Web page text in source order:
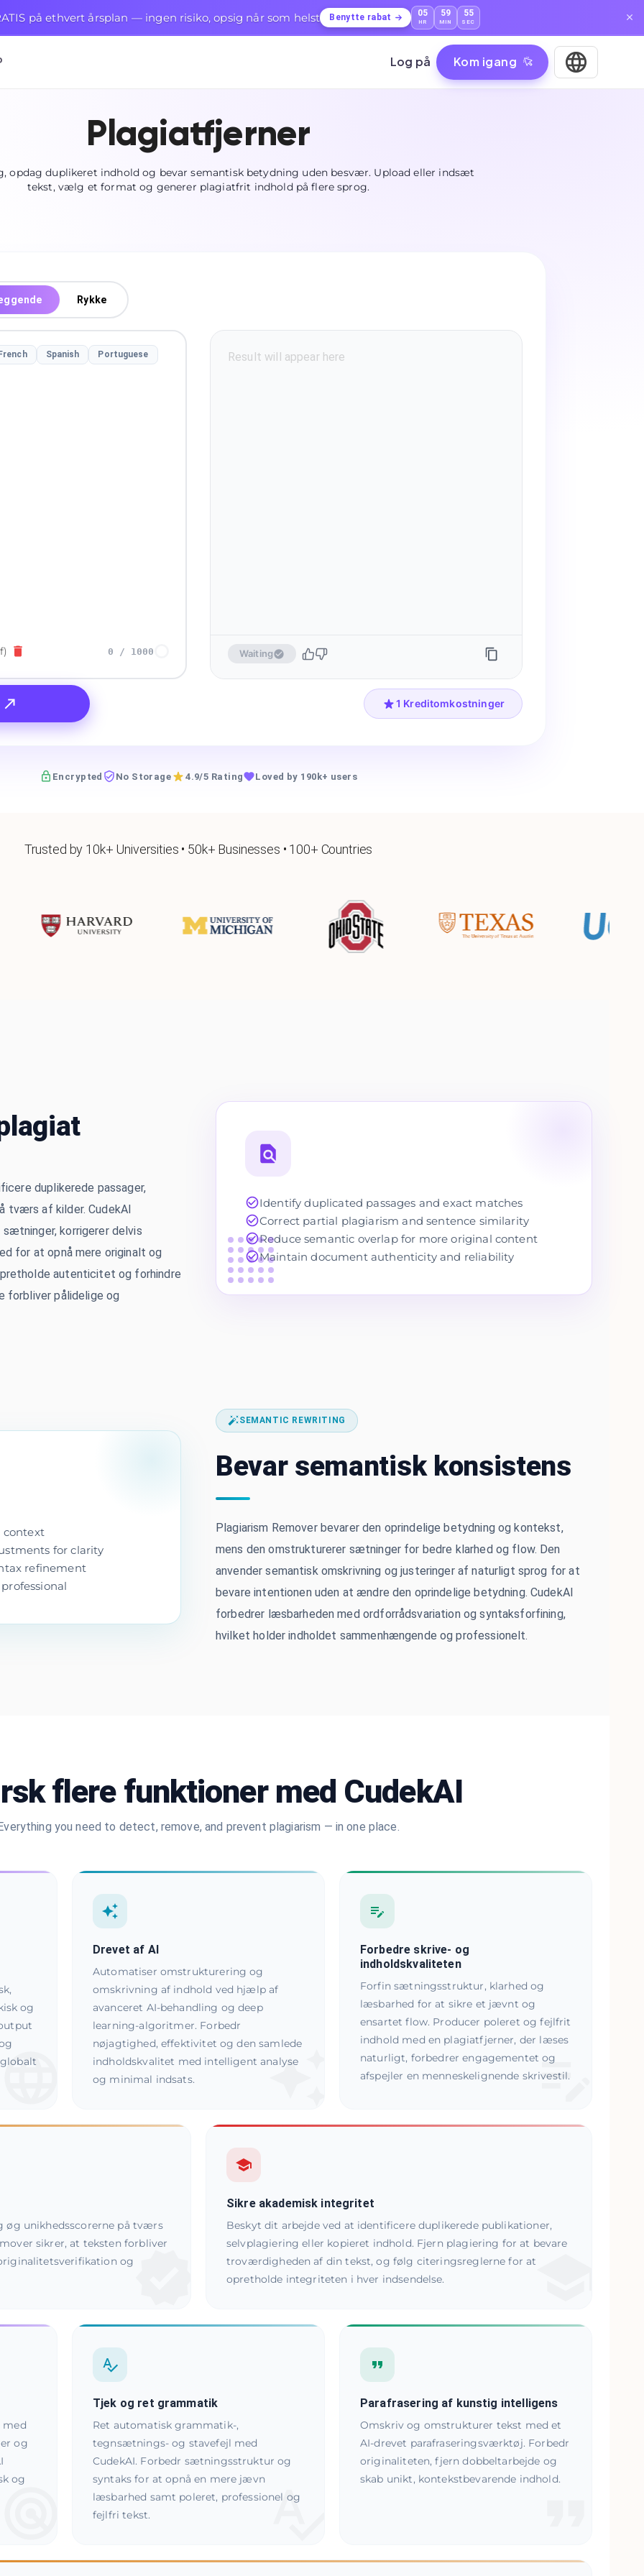
på ethvert årsplan — ingen risiko, opsig når som helst Benytte rabat 05
HR
59
MIN
53
SEC
Log på Kom igang
Plagiatfjerner
opdag duplikeret indhold og bevar semantisk betydning uden besvær. Upload eller indsæt
tekst, vælg et format og generer plagiatfrit indhold på flere sprog.
Rykke
Spanish Portuguese
0 / 1000 Waiting
1 Kreditomkostninger
Encrypted No Storage 4.9/5 Rating Loved by 190k+ users
Trusted by 10k+ Universities • 50k+ Businesses • 100+ Countries
duplikerede passager,
tværs af kilder. CudekAI
korrigerer delvis
for at opnå mere originalt og
autenticitet og forhindre
forbliver pålidelige og
Identify duplicated passages and exact matches
Correct partial plagiarism and sentence similarity
Reduce semantic overlap for more original content
Maintain document authenticity and reliability
context
for clarity
refinement
SEMANTIC REWRITING
Bevar semantisk konsistens
Plagiarism Remover bevarer den oprindelige betydning og kontekst,
mens den omstrukturerer sætninger for bedre klarhed og flow. Den
anvender semantisk omskrivning og justeringer af naturligt sprog for at
bevare intentionen uden at ændre den oprindelige betydning. CudekAI
forbedrer læsbarheden med ordforrådsvariation og syntaksforfining,
hvilket holder indholdet sammenhængende og professionelt.
flere funktioner med CudekAI
you need to detect, remove, and prevent plagiarism — in one place.
og
Drevet af AI
Automatiser omstrukturering og
omskrivning af indhold ved hjælp af
avanceret AI-behandling og deep
learning-algoritmer. Forbedr
nøjagtighed, effektivitet og den samlede
indholdskvalitet med intelligent analyse
og minimal indsats.
Forbedre skrive- og
indholdskvaliteten
Forfin sætningsstruktur, klarhed og
læsbarhed for at sikre et jævnt og
ensartet flow. Producer poleret og fejlfrit
indhold med en plagiatfjerner, der læses
naturligt, forbedrer engagementet og
afspejler en menneskelignende skrivestil.
øg unikhedsscorerne på tværs
sikrer, at teksten forbliver
og
Sikre akademisk integritet
Beskyt dit arbejde ved at identificere duplikerede publikationer,
selvplagiering eller kopieret indhold. Fjern plagiering for at bevare
troværdigheden af din tekst, og følg citeringsreglerne for at
opretholde integriteten i hver indsendelse.
med
og
og
Tjek og ret grammatik
Ret automatisk grammatik-,
tegnsætnings- og stavefejl med
CudekAI. Forbedr sætningsstruktur og
syntaks for at opnå en mere jævn
læsbarhed samt poleret, professionel og
fejlfri tekst.
Parafrasering af kunstig intelligens
Omskriv og omstrukturer tekst med et
AI-drevet parafraseringsværktøj. Forbedr
originaliteten, fjern dobbeltarbejde og
skab unikt, kontekstbevarende indhold.